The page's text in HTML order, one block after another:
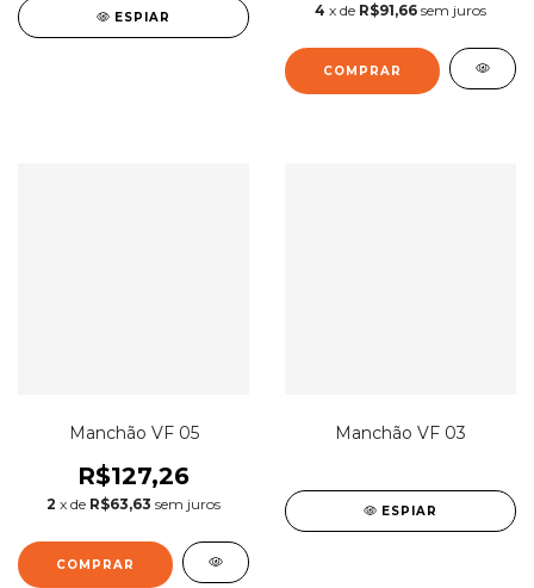
ESPIAR 4 x de R$91,66 sem juros
Manchão VF 05
R$127,26
2 x de R$63,63 sem juros
Manchão VF 03
ESPIAR